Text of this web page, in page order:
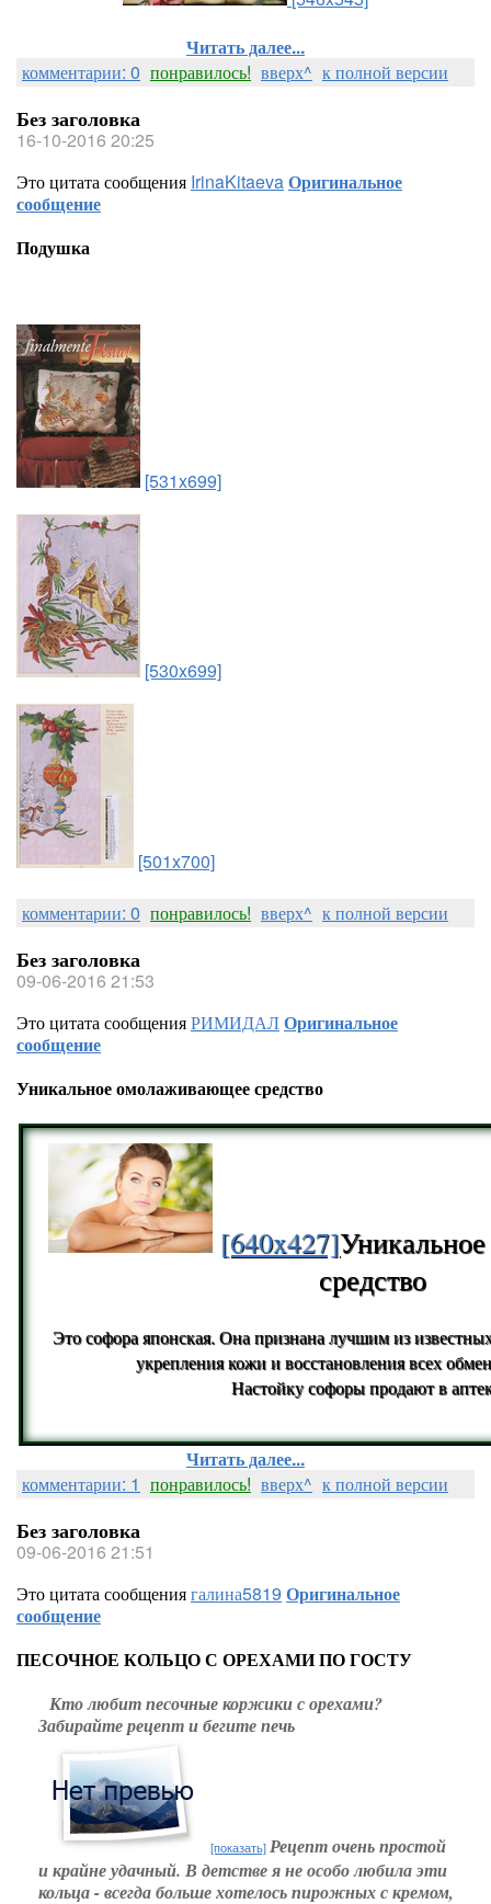
Читать далее...
комментарии: 0 понравилось! вверх^ к полной версии
Без заголовка
16-10-2016 20:25
Это цитата сообщения IrinaKitaevaОригинальное
сообщение
Подушка
[531x699]
[530x699]
[501x700]
комментарии: 0 понравилось! вверх^ к полной версии
Без заголовка
09-06-2016 21:53
Это цитата сообщенияРИМИДАЛОригинальное
сообщение
Уникальное омолаживающее средство
[640x427]
средство
Это софора японская. Она признана лучшим из
укрепления кожи и восстановления всех
Настойку софоры продают в
Читать далее...
комментарии: 1 понравилось! вверх^ к полной версии
Без заголовка
09-06-2016 21:51
Это цитата сообщениягалина5819 Оригинальное
сообщение
ПЕСОЧНОЕ КОЛЬЦО С ОРЕХАМИ ПО ГОСТУ
Кто любит песочные коржики с орехами?
Забирайте рецепт и бегите печь
[показать] Рецепт очень простой
и крайне удачный. В детстве я не особо любила эти
кольца - всегда больше хотелось пирожных с кремом,